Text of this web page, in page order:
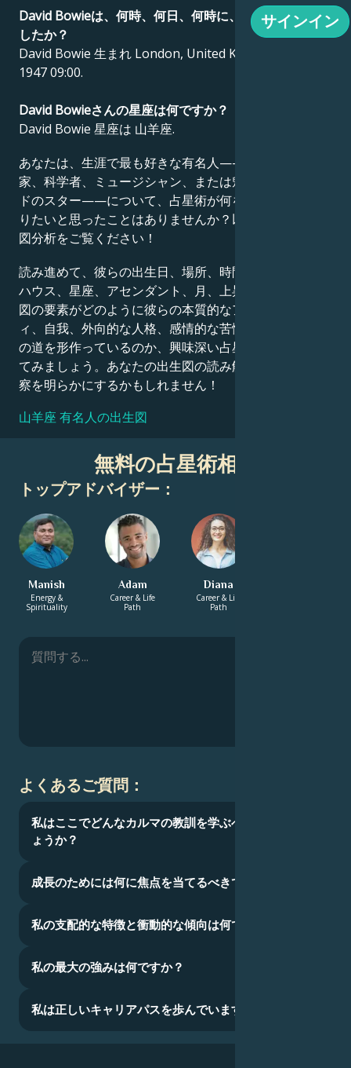
射手座
English
サインイン
David Bowieは、何時、何日、何時に、どこで生まれま
したか？
David Bowie 生まれ London, United Kingdom 08 1月
1947 09:00.
David Bowieさんの星座は何ですか？
David Bowie 星座は 山羊座.
あなたは、生涯で最も好きな有名人——政治家、発明
家、科学者、ミュージシャン、または魅力的なハリウッ
ドのスター——について、占星術が何を語っているか知
りたいと思ったことはありませんか？以下の詳細な出生
図分析をご覧ください！
読み進めて、彼らの出生日、場所、時間、惑星の位置、
ハウス、星座、アセンダント、月、上昇星座など、出生
図の要素がどのように彼らの本質的なアイデンティテ
ィ、自我、外向的な人格、感情的な苦悩、そして成功へ
の道を形作っているのか、興味深い占星術的解釈を探っ
てみましょう。あなたの出生図の読み解きも、同様の洞
察を明らかにするかもしれません！
山羊座 有名人の出生図
無料の占星術相談
トップアドバイザー：
Manish
Energy &
Spirituality
Adam
Career & Life
Path
Diana
Career & Life
Path
よくあるご質問：
私はここでどんなカルマの教訓を学ぶべきなのでし
ょうか？
成長のためには何に焦点を当てるべきでしょうか？
私の支配的な特徴と衝動的な傾向は何ですか？
私の最大の強みは何ですか？
私は正しいキャリアパスを歩んでいますか？